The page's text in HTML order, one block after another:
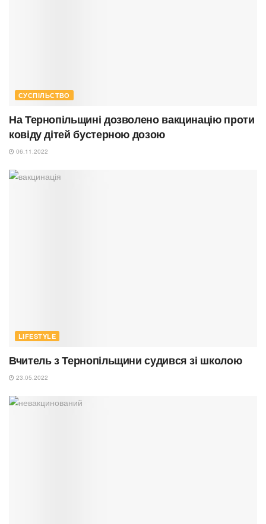
СУСПІЛЬСТВО
На Тернопільщині дозволено вакцинацію проти
ковіду дітей бустерною дозою
06.11.2022
LIFESTYLE
Вчитель з Тернопільщини судився зі школою
23.05.2022